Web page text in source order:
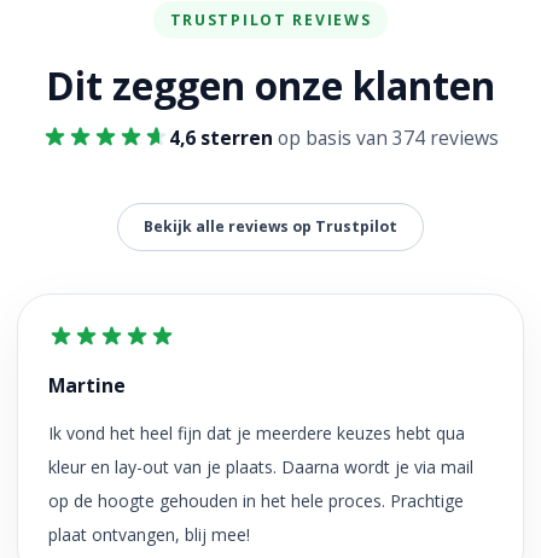
TRUSTPILOT REVIEWS
Dit zeggen onze klanten
4,6 sterren op basis van 374 reviews
Bekijk alle reviews op Trustpilot
Martine
Ik vond het heel fijn dat je meerdere keuzes hebt qua
kleur en lay-out van je plaats. Daarna wordt je via mail
op de hoogte gehouden in het hele proces. Prachtige
plaat ontvangen, blij mee!